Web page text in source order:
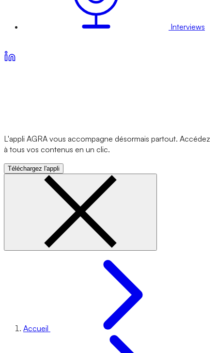
Interviews
L'appli AGRA vous accompagne désormais partout. Accédez
à tous vos contenus en un clic.
Téléchargez l'appli
Accueil